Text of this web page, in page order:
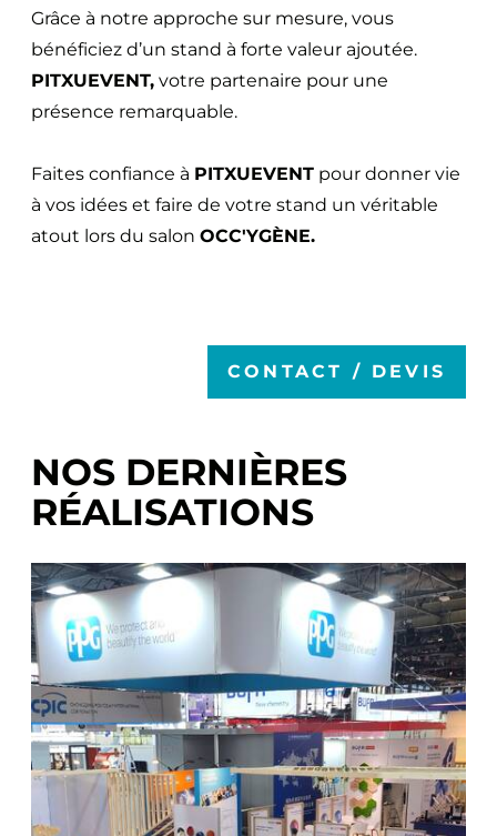
Grâce à notre approche sur mesure, vous
bénéficiez d’un stand à forte valeur ajoutée.
PITXUEVENT, votre partenaire pour une
présence remarquable.
Faites confiance à PITXUEVENT pour donner vie
à vos idées et faire de votre stand un véritable
atout lors du salon OCC'YGÈNE.
CONTACT / DEVIS
NOS DERNIÈRES
RÉALISATIONS